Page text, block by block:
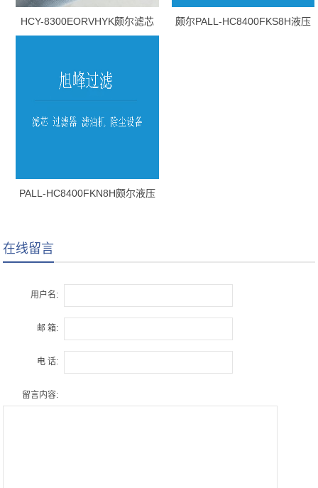
HCY-8300EORVHYK颇尔滤芯
颇尔PALL-HC8400FKS8H液压
PALL-HC8400FKN8H颇尔液压
在线留言
用户名:
邮 箱:
电 话:
留言内容: